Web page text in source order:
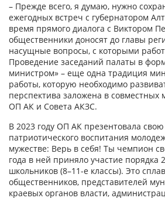
– Прежде всего, я думаю, нужно
ежегодных встреч с губернатором
время прямого диалога с Виктором
общественники доносят до главы
насущные вопросы, с которыми
Проведение заседаний палаты в
министром» – еще одна традиция
работы, которую необходимо
перспектива заложена в совместных
ОП АК и Совета АКЗС.
В 2023 году ОП АК презентовала
патриотического воспитания
мужестве: Верь в себя! Ты чемпион
года в ней приняло участие порядка
школьников (8–11-е классы). Это
общественников, представителей
краевых органов власти,